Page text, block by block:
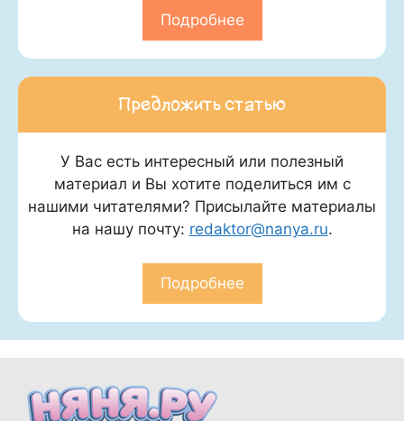
Подробнее
Предложить статью
У Вас есть интересный или полезный
материал и Вы хотите поделиться им с
нашими читателями? Присылайте материалы
на нашу почту: redaktor@nanya.ru.
Подробнее